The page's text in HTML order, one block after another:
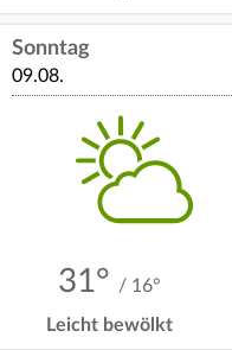
Sonntag
09.08.
31° / 16°
Leicht bewölkt